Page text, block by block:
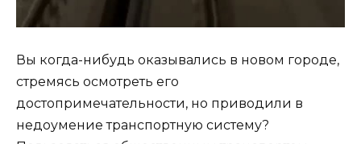
Вы когда-нибудь оказывались в новом городе,
стремясь осмотреть его
достопримечательности, но приводили в
недоумение транспортную систему?